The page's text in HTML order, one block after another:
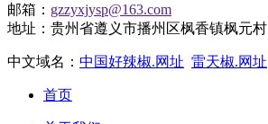
邮箱： gzzyxjysp@163.com
地址：贵州省遵义市播州区枫香镇枫元村
中文域名： 中国好辣椒.网址 雷天椒.网址
首页